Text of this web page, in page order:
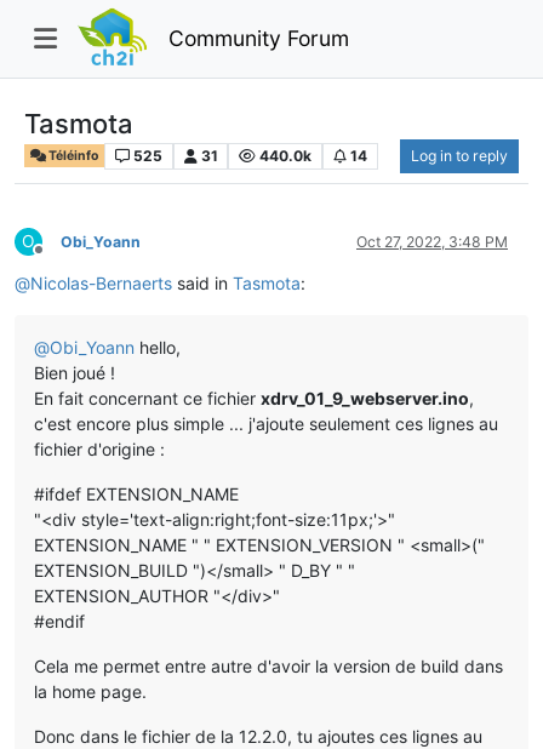
Community Forum
Tasmota
Téléinfo 525 31 440.0k 14 Log in to reply
O
Offline
Obi_Yoann Oct 27, 2022, 3:48 PM
@Nicolas-Bernaerts said in Tasmota:
@Obi_Yoann hello,
Bien joué !
En fait concernant ce fichier xdrv_01_9_webserver.ino,
c'est encore plus simple ... j'ajoute seulement ces lignes au
fichier d'origine :
#ifdef EXTENSION_NAME
"<div style='text-align:right;font-size:11px;'>"
EXTENSION_NAME " " EXTENSION_VERSION " <small>("
EXTENSION_BUILD ")</small> " D_BY " "
EXTENSION_AUTHOR "</div>"
#endif
Cela me permet entre autre d'avoir la version de build dans
la home page.
Donc dans le fichier de la 12.2.0, tu ajoutes ces lignes au